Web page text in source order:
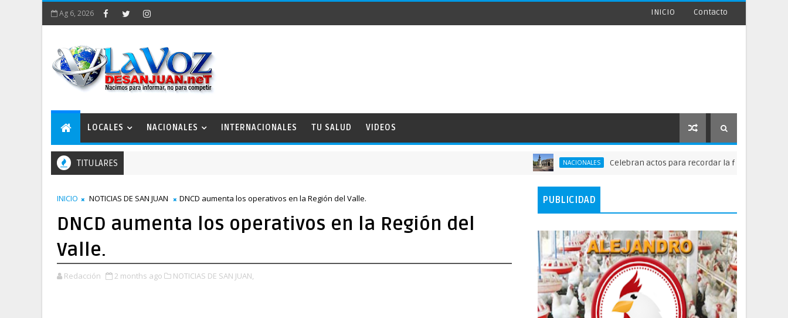
Ag 6, 2026 INICIO Contacto
LOCALES NACIONALES INTERNACIONALES TU SALUD VIDEOS
TITULARES NACIONALES Celebran actos para recordar la fundación de Santo Domingo
INICIO NOTICIAS DE SAN JUAN DNCD aumenta los operativos en la Región del Valle.
DNCD aumenta los operativos en la Región del
Valle.
Redacción 2 months ago NOTICIAS DE SAN JUAN,
PUBLICIDAD